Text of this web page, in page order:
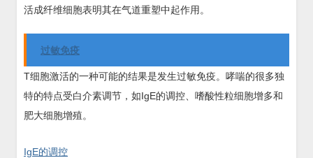
活成纤维细胞表明其在气道重塑中起作用。
过敏免疫
T细胞激活的一种可能的结果是发生过敏免疫。哮喘的很多独
特的特点受白介素调节，如IgE的调控、嗜酸性粒细胞增多和
肥大细胞增殖。
IgE的调控